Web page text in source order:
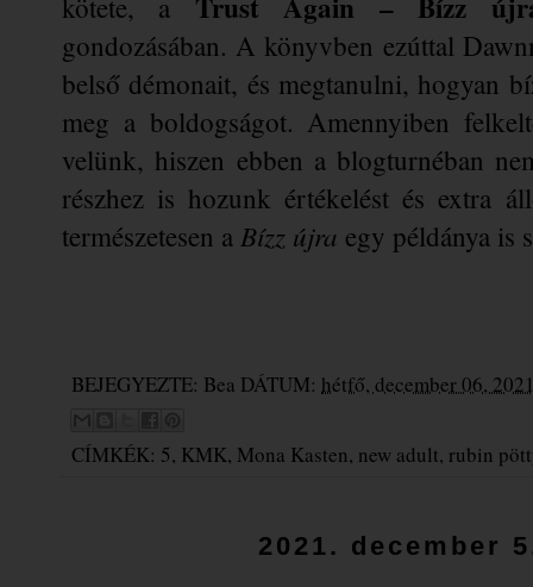
kötete, a
gondozásában. A könyvben ezúttal
belső démonait, és megtanulni, hogyan
meg a boldogságot. Amennyiben
velünk, hiszen ebben a blogturnéban
részhez is hozunk értékelést és extra
természetesen a Bízz újra egy példánya is
BEJEGYEZTE: Bea DÁTUM: hétfő, december 06,
CÍMKÉK: 5, KMK, Mona Kasten, new adult, rubin
2021. december